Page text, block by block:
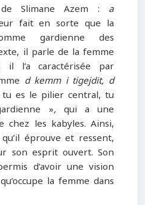
Slimane Azem : a
fait en sorte que la
gardienne des
il parle de la femme
il l’a caractérisée par
d kemm i tigejdit, d
es le pilier central, tu
»,qui a une
chez les kabyles. Ainsi,
éprouve et ressent,
son esprit ouvert. Son
d’avoir une vision
la femme dans